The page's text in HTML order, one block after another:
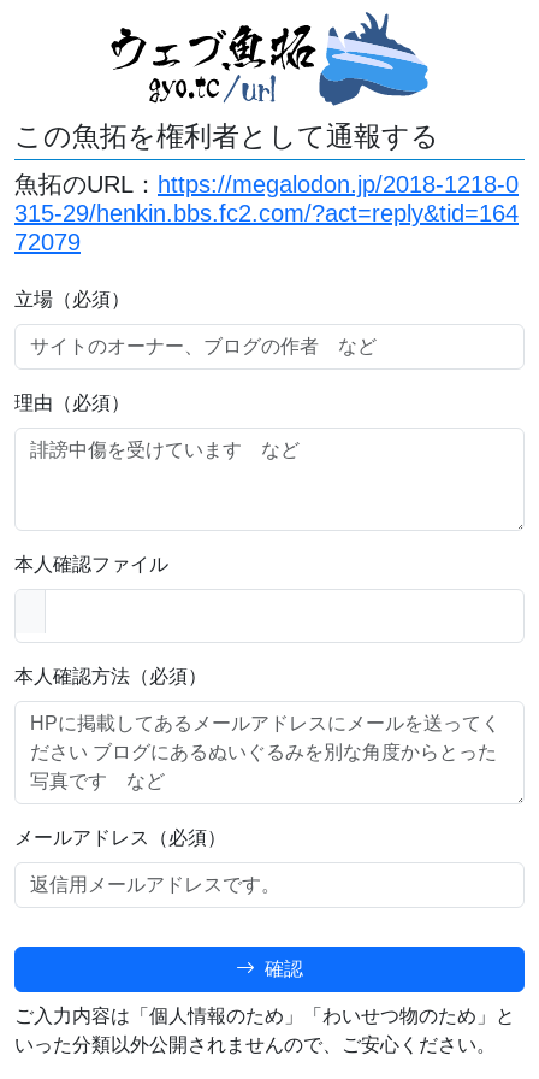
この魚拓を権利者として通報する
魚拓のURL： https://megalodon.jp/2018-1218-0
315-29/henkin.bbs.fc2.com/?act=reply&tid=164
72079
立場（必須）
理由（必須）
本人確認ファイル
本人確認方法（必須）
メールアドレス（必須）
確認
ご入力内容は「個人情報のため」「わいせつ物のため」と
いった分類以外公開されませんので、ご安心ください。